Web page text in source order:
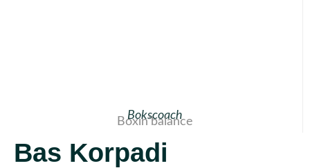
Bokscoach
Boxin’balance
Bas Korpadi